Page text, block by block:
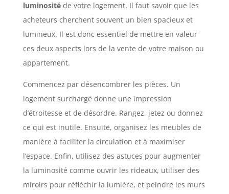
luminositéde votre logement. Il faut savoir que les
acheteurs cherchent souvent un bien spacieux et
lumineux. Il est donc essentiel de mettre en valeur
ces deux aspects lors de la vente de votre maison ou
appartement.
Commencez par désencombrer les pièces. Un
logement surchargé donne une impression
d’étroitesse et de désordre. Rangez, jetez ou donnez
ce qui est inutile. Ensuite, organisez les meubles de
manière à faciliter la circulation et à maximiser
l’espace. Enfin, utilisez des astuces pour augmenter
la luminosité comme ouvrir les rideaux, utiliser des
miroirs pour réfléchir la lumière, et peindre les murs